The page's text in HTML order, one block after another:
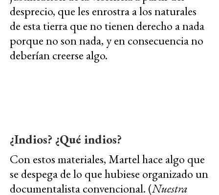
desprecio, que les enrostra a los naturales
de esta tierra que no tienen derecho a nada
porque no son nada, y en consecuencia no
deberían creerse algo.
¿Indios? ¿Qué indios?
Con estos materiales, Martel hace algo que
se despega de lo que hubiese organizado un
documentalista convencional. (Nuestra